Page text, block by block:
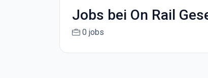
Jobs bei On Rail
0 jobs